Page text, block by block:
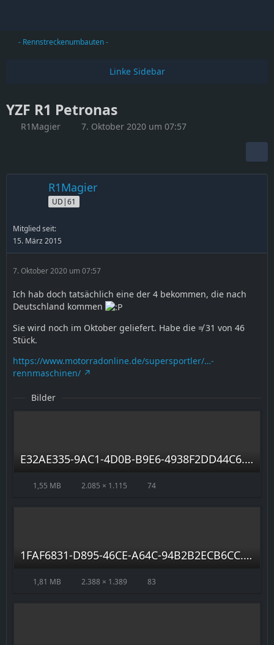
- Rennstreckenumbauten -
YZF R1 Petronas
R1Magier 7. Oktober 2020 um 07:57
R1Magier
UD|61
Mitglied seit:
15. März 2015
7. Oktober 2020 um 07:57
Ich hab doch tatsächlich eine der 4 bekommen, die nach
Deutschland kommen
Sie wird noch im Oktober geliefert. Habe die ≠ 31 von 46
Stück.
https://www.motorradonline.de/supersportler/…-
rennmaschinen/
Bilder
E32AE335-9AC1-4D0B-B9E6-4938F2DD44C6.jpeg
1,55 MB 2.085 × 1.115 74
1FAF6831-D895-46CE-A64C-94B2B2ECB6CC.jpeg
1,81 MB 2.388 × 1.389 83